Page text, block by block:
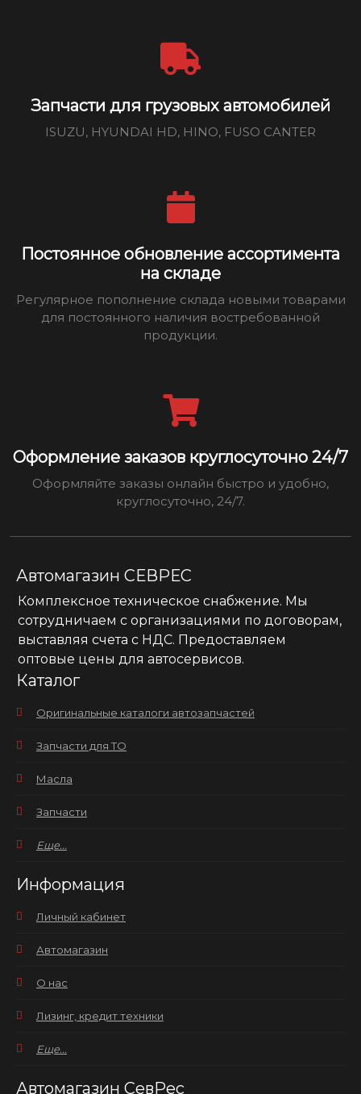
Запчасти для грузовых автомобилей
ISUZU, HYUNDAI HD, HINO, FUSO CANTER
Постоянное обновление ассортимента
на складе
Регулярное пополнение склада новыми товарами
для постоянного наличия востребованной
продукции.
Оформление заказов круглосуточно 24/7
Оформляйте заказы онлайн быстро и удобно,
круглосуточно, 24/7.
Автомагазин СЕВРЕС
Комплексное техническое снабжение. Мы
сотрудничаем с организациями по договорам,
выставляя счета с НДС. Предоставляем
оптовые цены для автосервисов.
Каталог
Оригинальные каталоги автозапчастей
Запчасти для ТО
Масла
Запчасти
Еще...
Информация
Личный кабинет
Автомагазин
О нас
Лизинг, кредит техники
Еще...
Автомагазин СевРес